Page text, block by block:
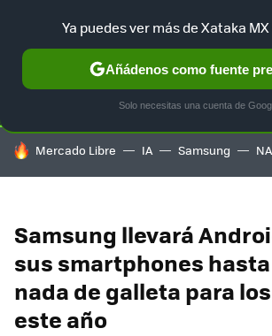
SELECCIÓN GAMING HOME AUTO
HOY SE HABLA DE
Mercado Libre IA Samsung
Samsung llevará
sus smartphones hasta
nada de galleta para
este año
Ya puedes ver más de Xataka
Añádenos como fuente
Solo necesitas una cuenta de